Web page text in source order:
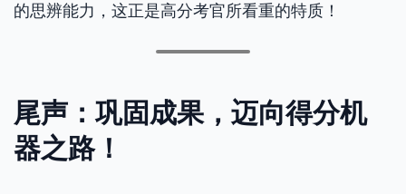
的思辨能力，这正是高分考官所看重的特质！
尾声：巩固成果，迈向得分机
器之路！